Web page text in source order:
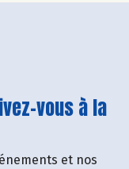
vous à la
et nos